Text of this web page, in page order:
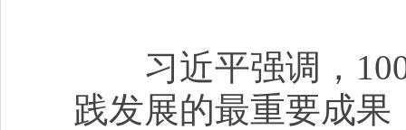
习近平强调，100
践发展的最重要成